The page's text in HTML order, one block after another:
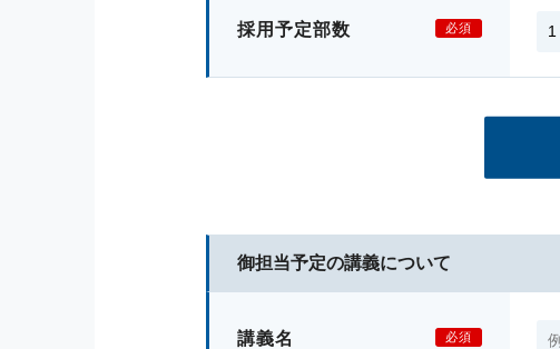
採用予定部数 必須
御担当予定の講義について
講義名 必須